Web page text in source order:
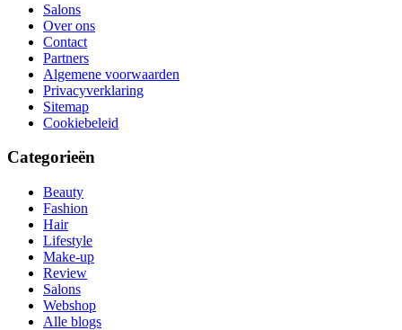
Salons
Over ons
Contact
Partners
Algemene voorwaarden
Privacyverklaring
Sitemap
Cookiebeleid
Categorieën
Beauty
Fashion
Hair
Lifestyle
Make-up
Review
Salons
Webshop
Alle blogs